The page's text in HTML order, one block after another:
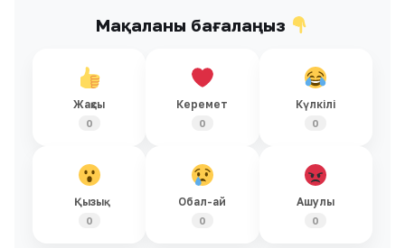
Мақаланы бағалаңыз
Жақсы
0
Керемет
0
Күлкілі
0
Қызық
0
Обал-ай
0
Ашулы
0